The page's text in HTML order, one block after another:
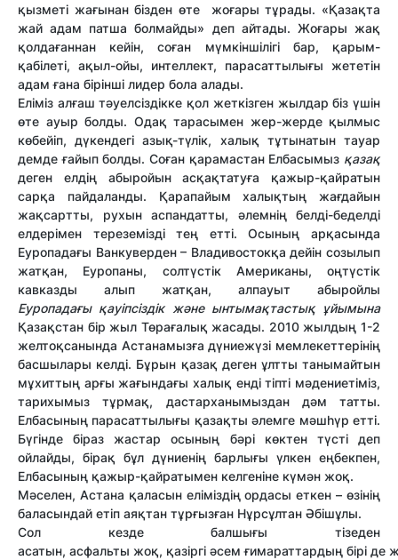
қызметі жағынан бізден өте жоғары тұрады. «Қазақта
жай адам патша болмайды» деп айтады. Жоғары жақ
қолдағаннан кейін, соған мүмкіншілігі бар, қарым-
қабілеті, ақыл-ойы, интеллект, парасаттылығы жететін
адам ғана бірінші лидер бола алады.
Еліміз алғаш тәуелсіздікке қол жеткізген жылдар біз үшін
өте ауыр болды. Одақ тарасымен жер-жерде қылмыс
көбейіп, дүкендегі азық-түлік, халық тұтынатын тауар
демде ғайып болды. Соған қарамастан Елбасымыз қазақ
деген елдің абыройын асқақтатуға қажыр-қайратын
сарқа пайдаланды. Қарапайым халықтың жағдайын
жақсартты, рухын аспандатты, әлемнің белді-беделді
елдерімен тереземізді тең етті. Осының арқасында
Еуропадағы Ванкуверден – Владивостокқа дейін созылып
жатқан, Еуропаны, солтүстік Американы, оңтүстік
кавказды алып жатқан, алпауыт абыройлы
Еуропадағы қауіпсіздік және ынтымақтастық ұйымына
Қазақстан бір жыл Төрағалық жасады. 2010 жылдың 1-2
желтоқсанында Астанамызға дүниежүзі мемлекеттерінің
басшылары келді. Бұрын қазақ деген ұлтты танымайтын
мұхиттың арғы жағындағы халық енді тіпті мәдениетіміз,
тарихымыз тұрмақ, дастарханымыздан дәм татты.
Елбасының парасаттылығы қазақты әлемге мәшһүр етті.
Бүгінде біраз жастар осының бәрі көктен түсті деп
ойлайды, бірақ бұл дүниенің барлығы үлкен еңбекпен,
Елбасының қажыр-қайратымен келгеніне күмән жоқ.
Мәселен, Астана қаласын еліміздің ордасы еткен – өзінің
баласындай етіп аяқтан тұрғызған Нұрсұлтан Әбішұлы.
Сол кезде балшығы тізеден
асатын, асфальты жоқ, қазіргі әсем ғимараттардың бірі